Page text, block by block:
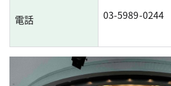
電話 03-5989-0244